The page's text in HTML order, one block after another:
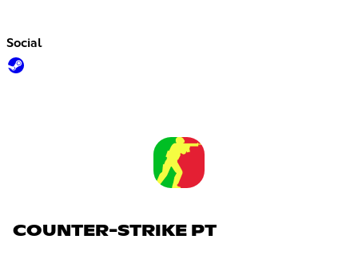
Social
COUNTER-STRIKE PT